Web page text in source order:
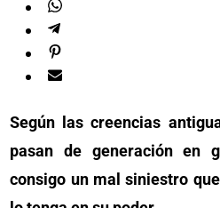
Según las creencias
pasan de generación en
consigo un mal siniestro